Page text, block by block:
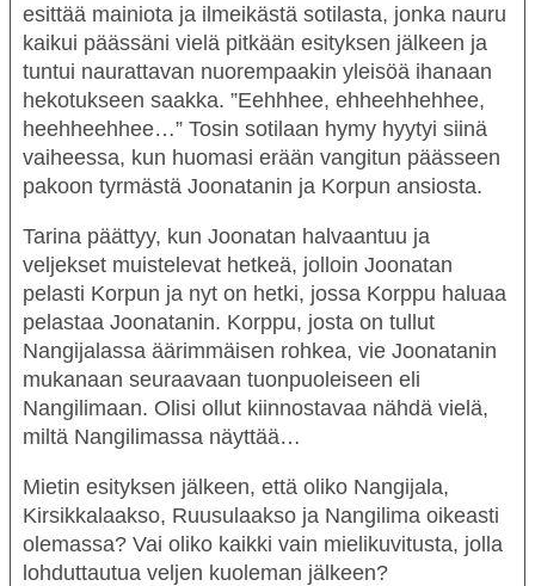
esittää mainiota ja ilmeikästä sotilasta, jonka nauru
kaikui päässäni vielä pitkään esityksen jälkeen ja
tuntui naurattavan nuorempaakin yleisöä ihanaan
hekotukseen saakka. ”Eehhhee, ehheehhehhee,
heehheehhee…” Tosin sotilaan hymy hyytyi siinä
vaiheessa, kun huomasi erään vangitun päässeen
pakoon tyrmästä Joonatanin ja Korpun ansiosta.
Tarina päättyy, kun Joonatan halvaantuu ja
veljekset muistelevat hetkeä, jolloin Joonatan
pelasti Korpun ja nyt on hetki, jossa Korppu haluaa
pelastaa Joonatanin. Korppu, josta on tullut
Nangijalassa äärimmäisen rohkea, vie Joonatanin
mukanaan seuraavaan tuonpuoleiseen eli
Nangilimaan. Olisi ollut kiinnostavaa nähdä vielä,
miltä Nangilimassa näyttää…
Mietin esityksen jälkeen, että oliko Nangijala,
Kirsikkalaakso, Ruusulaakso ja Nangilima oikeasti
olemassa? Vai oliko kaikki vain mielikuvitusta, jolla
lohduttautua veljen kuoleman jälkeen?